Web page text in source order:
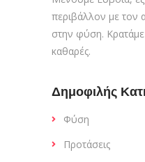
περιβάλλον με τον
στην φύση. Κρατάμε
καθαρές.
Δημοφιλής
Φύση
Προτάσεις